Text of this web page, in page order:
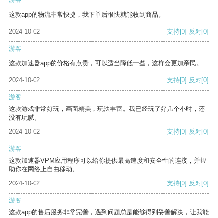
这款app的物流非常快捷，我下单后很快就能收到商品。
2024-10-02 支持[0] 反对[0]
游客
这款加速器app的价格有点贵，可以适当降低一些，这样会更加亲民。
2024-10-02 支持[0] 反对[0]
游客
这款游戏非常好玩，画面精美，玩法丰富。我已经玩了好几个小时，还
没有玩腻。
2024-10-02
支持[0] 反对[0]
游客
这款加速器VPM应用程序可以给你提供最高速度和安全性的连接，并帮
助你在网络上自由移动。
2024-10-02
支持[0] 反对[0]
游客
这款app的售后服务非常完善，遇到问题总是能够得到妥善解决，让我能